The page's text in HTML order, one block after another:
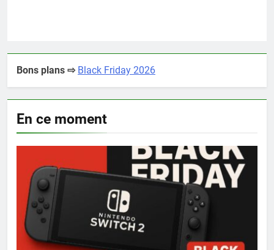
Bons plans ⇨ Black Friday 2026
En ce moment